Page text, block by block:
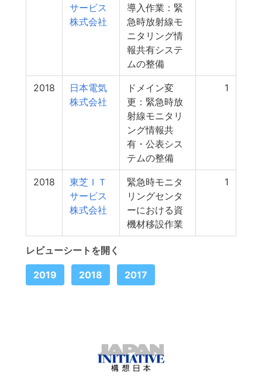
サービス
株式会社
導入作業：緊
急時放射線モ
ニタリング情
報共有システ
ムの整備
2018
日本電気
株式会社
ドメイン変
更：緊急時放
射線モニタリ
ング情報共
有・公表シス
テムの整備
1
2018
東芝ＩＴ
サービス
株式会社
緊急時モニタ
リングセンタ
ーにおける資
機材移設作業
1
レビューシートを開く
2019 2018 2017